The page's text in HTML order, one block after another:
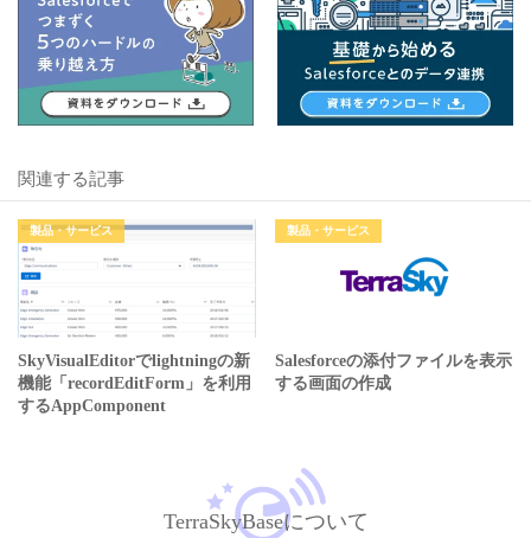
関連する記事
製品・サービス
SkyVisualEditorでlightningの新
機能「recordEditForm」を利用
するAppComponent
製品・サービス
Salesforceの添付ファイルを表示
する画面の作成
TerraSkyBaseについて